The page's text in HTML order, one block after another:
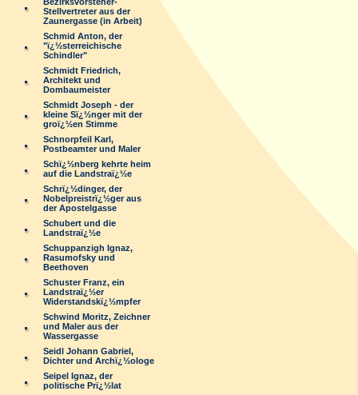
Stellvertreter aus der
Zaunergasse (in Arbeit)
Schmid Anton, der
"ï¿½sterreichische
Schindler"
Schmidt Friedrich,
Architekt und
Dombaumeister
Schmidt Joseph - der
kleine Sï¿½nger mit der
groï¿½en Stimme
Schnorpfeil Karl,
Postbeamter und Maler
Schï¿½nberg kehrte heim
auf die Landstraï¿½e
Schrï¿½dinger, der
Nobelpreistrï¿½ger aus
der Apostelgasse
Schubert und die
Landstraï¿½e
Schuppanzigh Ignaz,
Rasumofsky und
Beethoven
Schuster Franz, ein
Landstraï¿½er
Widerstandskï¿½mpfer
Schwind Moritz, Zeichner
und Maler aus der
Wassergasse
Seidl Johann Gabriel,
Dichter und Archï¿½ologe
Seipel Ignaz, der
politische Prï¿½lat